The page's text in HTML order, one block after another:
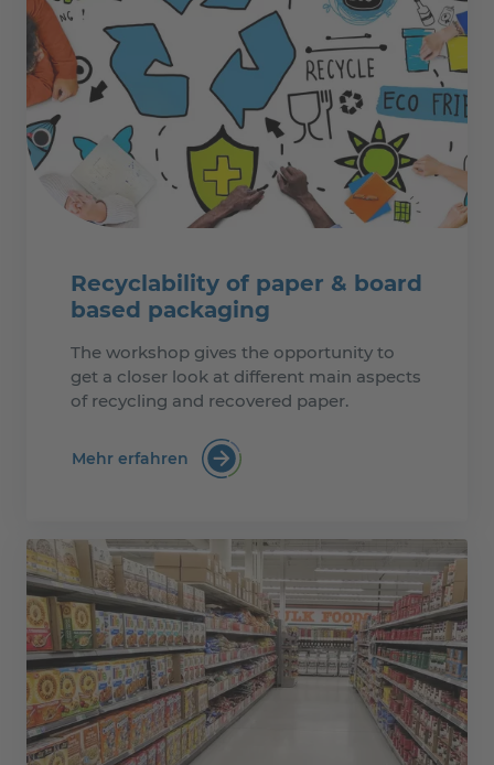
Recyclability of paper & board
based packaging
The workshop gives the opportunity to
get a closer look at different main aspects
of recycling and recovered paper.
Mehr erfahren :Recyclability of paper & board